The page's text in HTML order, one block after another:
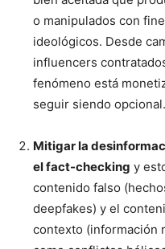
o manipulados con
ideológicos. Desde
influencers
fenómeno está
seguir siendo opcional.
Mitigar la
el fact-checking y
contenido falso
deepfakes) y el
contexto (información